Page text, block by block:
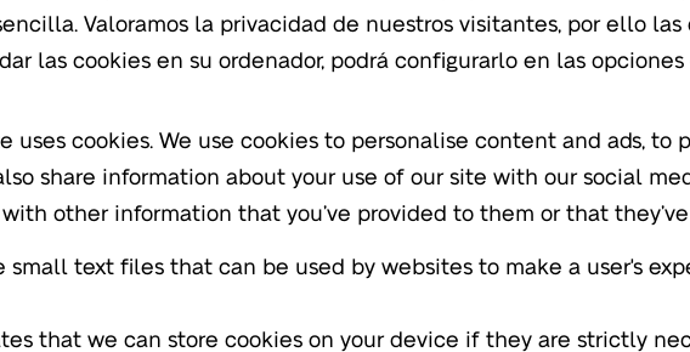
Valoramos la privacidad de nuestros visitantes, por ello
las cookies en su ordenador, podrá configurarlo en las opciones
uses cookies. We use cookies to personalise content and ads,
share information about your use of our site with our social
other information that you’ve provided to them or that
small text files that can be used by websites to make a user's
that we can store cookies on your device if they are strictly